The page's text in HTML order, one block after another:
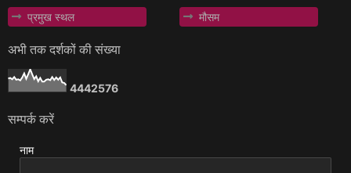
प्रमुख स्थल मौसम
अभी तक दर्शकों की संख्या
4442576
सम्पर्क करें
नाम